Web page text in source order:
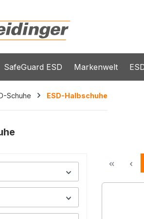
SafeGuard ESD Markenwelt
Schuhe ESD-Halbschuhe